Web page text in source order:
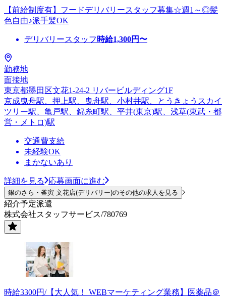
【前給制度有】フードデリバリースタッフ募集☆週1～◎髪
色自由♪派手髪OK
デリバリースタッフ 時給1,300円〜
勤務地
面接地
東京都墨田区文花1-24-2 リバービルディング1F
京成曳舟駅、押上駅、曳舟駅、小村井駅、とうきょうスカイ
ツリー駅、亀戸駅、錦糸町駅、平井(東京)駅、浅草(東武・都
営・メトロ)駅
交通費支給
未経験OK
まかないあり
詳細を見る 応募画面に進む
銀のさら・釜寅 文花店(デリバリー)のその他の求人を見る
紹介予定派遣
株式会社スタッフサービス/780769
時給3300円/【大人気！ WEBマーケティング業務】医薬品＠